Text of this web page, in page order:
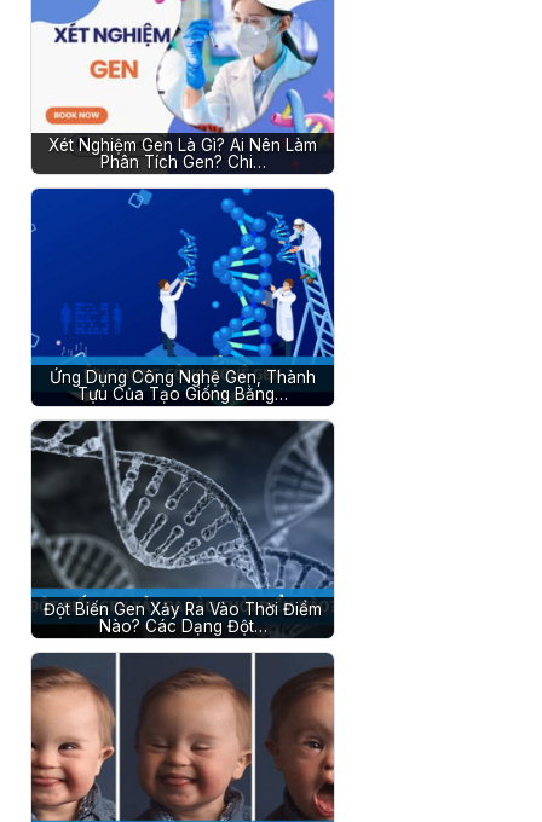
Xét Nghiệm Gen Là Gì? Ai Nên Làm
Phân Tích Gen? Chi…
Ứng Dụng Công Nghệ Gen, Thành
Tựu Của Tạo Giống Bằng…
Đột Biến Gen Xảy Ra Vào Thời Điểm
Nào? Các Dạng Đột…